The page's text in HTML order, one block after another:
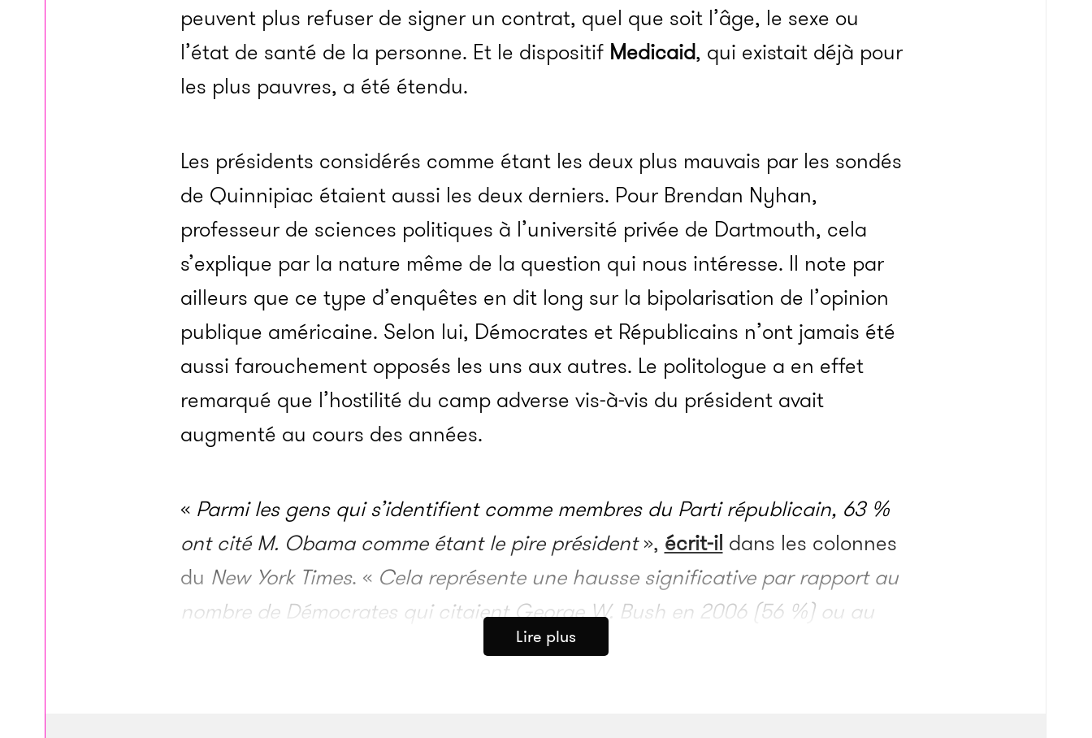
peuvent plus refuser de signer un contrat, quel que soit l’âge, le sexe ou
l’état de santé de la personne. Et le dispositif Medicaid, qui existait déjà pour
les plus pauvres, a été étendu.
Les présidents considérés comme étant les deux plus mauvais par les sondés
de Quinnipiac étaient aussi les deux derniers. Pour Brendan Nyhan,
professeur de sciences politiques à l’université privée de Dartmouth, cela
s’explique par la nature même de la question qui nous intéresse. Il note par
ailleurs que ce type d’enquêtes en dit long sur la bipolarisation de l’opinion
publique américaine. Selon lui, Démocrates et Républicains n’ont jamais été
aussi farouchement opposés les uns aux autres. Le politologue a en effet
remarqué que l’hostilité du camp adverse vis-à-vis du président avait
augmenté au cours des années.
«Parmi les gens qui s’identifient comme membres du Parti républicain, 63 %
ont cité M. Obama comme étant le pire président», écrit-il dans les colonnes
du New York Times. «Cela représente une hausse significative par rapport au
nombre de Démocrates qui citaient George W. Bush en 2006 (56 %) ou au
nombre de Républicains qui citaient Bill Clinton en 2000 (43 %).
Lire plus